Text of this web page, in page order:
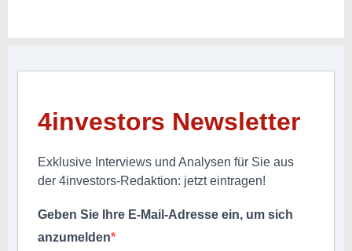
4investors Newsletter
Exklusive Interviews und Analysen für Sie aus
der 4investors-Redaktion: jetzt eintragen!
Geben Sie Ihre E-Mail-Adresse ein, um sich
anzumelden